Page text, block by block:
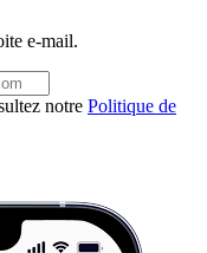
e-mail.
notre Politique de